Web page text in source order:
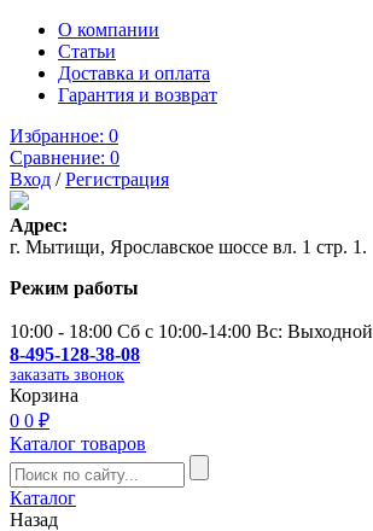
О компании
Статьи
Доставка и оплата
Гарантия и возврат
Избранное: 0
Сравнение: 0
Вход /Регистрация
Адрес:
г. Мытищи, Ярославское шоссе вл. 1 стр. 1.
Режим работы
10:00 - 18:00 Сб с 10:00-14:00 Вс: Выходной
8-495-128-38-08
заказать звонок
Корзина
0 0 ₽
Каталог товаров
Каталог
Назад